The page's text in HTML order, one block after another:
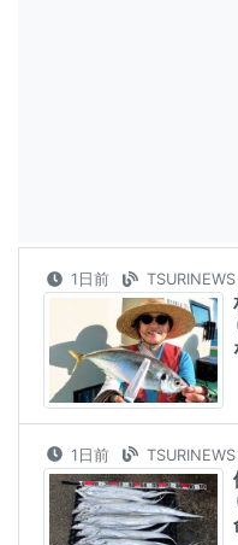
1日前 TSURINEWS
1日前 TSURINEWS